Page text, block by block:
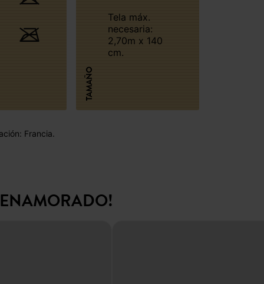
TAMAÑO
Tela máx.
necesaria:
2,70m x 140
cm.
Francia.